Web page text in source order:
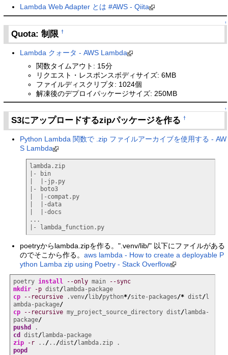
Lambda Web Adapter とは #AWS - Qiita
↑
Quota: 制限†
Lambda クォータ - AWS Lambda
関数タイムアウト: 15分
リクエスト・レスポンスボディサイズ: 6MB
ファイルディスクリプタ: 1024個
解凍後のデプロイパッケージサイズ: 250MB
↑
S3にアップロードするzipパッケージを作る†
Python Lambda 関数で .zip ファイルアーカイブを使用する - AW
S Lambda
lambda.zip
|- bin
|  |-jp.py
|- boto3
|  |-compat.py
|  |-data
|  |-docs
...
|- lambda_function.py
poetryからlambda.zipを作る。".venv/lib/" 以下にファイルがある
のでそこから作る。aws lambda - How to create a deployable P
ython Lamba zip using Poetry - Stack Overflow
poetry install --only main
--sync
mkdir
-p dist/
lambda-package
cp
--recursive .venv/lib/python*/site-packages/* dist/l
ambda-package/
cp
--recursive my_project_source_directory dist/lambda-
package/
pushd
cd
dist/
lambda-package
zip
-r .. /.. /dist/
popd